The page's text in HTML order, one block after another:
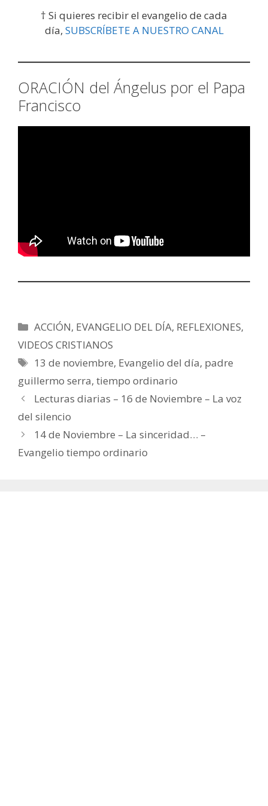
† Si quieres recibir el evangelio de cada
día, SUBSCRÍBETE A NUESTRO CANAL
ORACIÓN del Ángelus por el Papa
Francisco
Categorías
ACCIÓN, EVANGELIO DEL DÍA, REFLEXIONES,
VIDEOS CRISTIANOS
Etiquetas
13 de noviembre, Evangelio del día, padre
guillermo serra, tiempo ordinario
Lecturas diarias – 16 de Noviembre – La voz
del silencio
14 de Noviembre – La sinceridad… –
Evangelio tiempo ordinario